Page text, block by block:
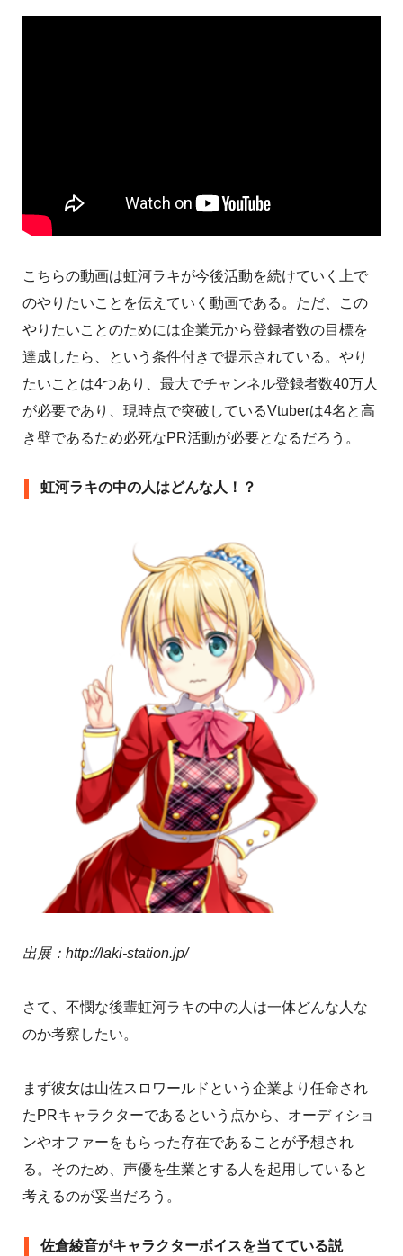
こちらの動画は虹河ラキが今後活動を続けていく上で
のやりたいことを伝えていく動画である。ただ、この
やりたいことのためには企業元から登録者数の目標を
達成したら、という条件付きで提示されている。やり
たいことは4つあり、最大でチャンネル登録者数40万人
が必要であり、現時点で突破しているVtuberは4名と高
き壁であるため必死なPR活動が必要となるだろう。
虹河ラキの中の人はどんな人！？
出展：http://laki-station.jp/
さて、不憫な後輩虹河ラキの中の人は一体どんな人な
のか考察したい。
まず彼女は山佐スロワールドという企業より任命され
たPRキャラクターであるという点から、オーディショ
ンやオファーをもらった存在であることが予想され
る。そのため、声優を生業とする人を起用していると
考えるのが妥当だろう。
佐倉綾音がキャラクターボイスを当てている説